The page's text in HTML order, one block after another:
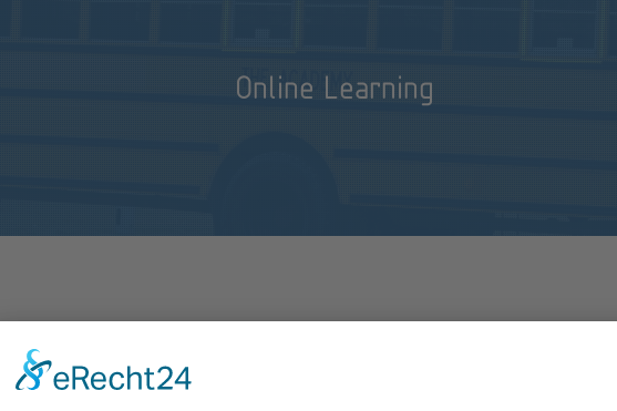
Online Learning
Online finden sich viele Möglichkeiten, die Schüler*innen über die USA zu informieren.
The New York Times Learning Network